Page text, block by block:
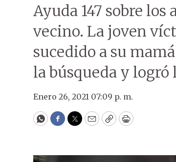
Ayuda 147 sobre
vecino. La joven
sucedido a su
la búsqueda y logró
Enero 26, 2021 07:09 p. m.
WhatsApp
Facebook
Twitter
EmailCopyPrint